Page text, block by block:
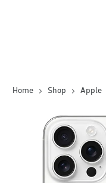
Home Shop Apple